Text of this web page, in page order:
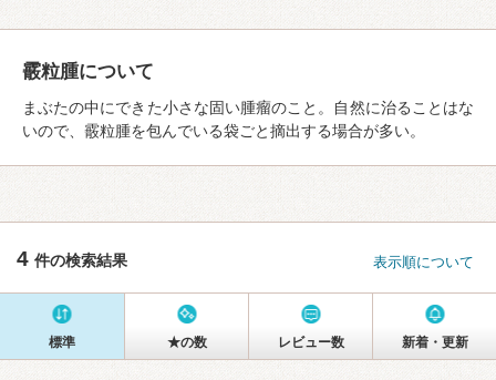
霰粒腫について
まぶたの中にできた小さな固い腫瘤のこと。自然に治ることはな
いので、霰粒腫を包んでいる袋ごと摘出する場合が多い。
4 件の検索結果 表示順について
標準 ★の数 レビュー数 新着・更新